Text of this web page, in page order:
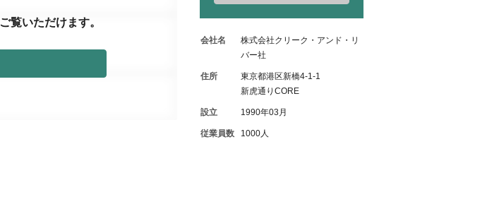
ご覧いただけます。
会社名
株式会社クリーク・アンド・リ
バー社
住所
東京都港区新橋4-1-1
新虎通りCORE
設立 1990年03月
従業員数 1000人